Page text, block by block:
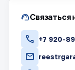
support_agentСвязаться
call +7 920-
mail